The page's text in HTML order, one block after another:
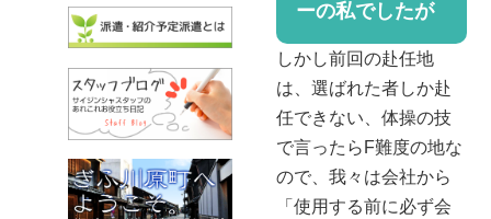
ーの私でしたが
しかし前回の赴任地
は、選ばれた者しか赴
任できない、体操の技
で言ったらF難度の地な
ので、我々は会社から
「使用する前に必ず会